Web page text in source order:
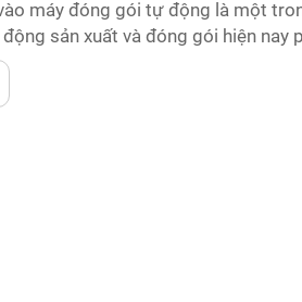
máy đóng gói tự động là một
sản xuất và đóng gói hiện
hay không, mà là liệu máy đóng